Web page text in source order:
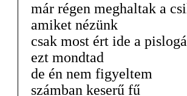
már régen meghaltak a
amiket nézünk
csak most ért ide a
ezt mondtad
de én nem figyeltem
számban keserű fű